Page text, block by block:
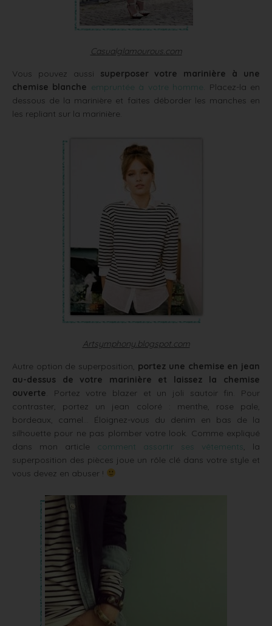
Casualglamourous.com
Vous pouvez aussi superposer votre marinière à une
chemise blanche empruntée à votre homme . Placez-la en
dessous de la marinière et faites déborder les manches en
les repliant sur la marinière.
Artsymphony.blogspot.com
Autre option de superposition, portez une chemise en jean
au-dessus de votre marinière et laissez la chemise
ouverte . Portez votre blazer et un joli sautoir fin. Pour
contraster, portez un jean coloré : menthe, rose pale,
bordeaux, camel… Éloignez-vous du denim en bas de la
silhouette pour ne pas plomber votre look. Comme expliqué
dans mon article comment assortir ses vêtements , la
superposition des pièces joue un rôle clé dans votre style et
vous devez en abuser !